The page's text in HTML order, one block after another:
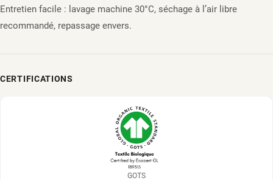
Entretien facile : lavage machine 30°C, séchage à l’air libre
recommandé, repassage envers.
CERTIFICATIONS
GOTS